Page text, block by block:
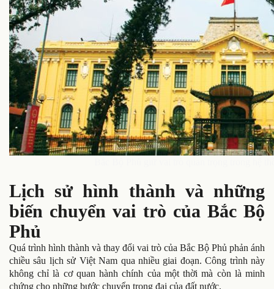
Lịch sử hình thành và những
biến chuyển vai trò của Bắc Bộ
Phủ
Quá trình hình thành và thay đổi vai trò của Bắc Bộ Phủ phản ánh
chiều sâu lịch sử Việt Nam qua nhiều giai đoạn. Công trình này
không chỉ là cơ quan hành chính của một thời mà còn là minh
chứng cho những bước chuyển trọng đại của đất nước.